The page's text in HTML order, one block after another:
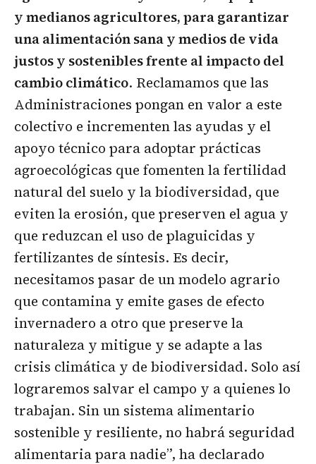
y medianos agricultores, para garantizar
una alimentación sana y medios de vida
justos y sostenibles frente al impacto del
cambio climático. Reclamamos que las
Administraciones pongan en valor a este
colectivo e incrementen las ayudas y el
apoyo técnico para adoptar prácticas
agroecológicas que fomenten la fertilidad
natural del suelo y la biodiversidad, que
eviten la erosión, que preserven el agua y
que reduzcan el uso de plaguicidas y
fertilizantes de síntesis. Es decir,
necesitamos pasar de un modelo agrario
que contamina y emite gases de efecto
invernadero a otro que preserve la
naturaleza y mitigue y se adapte a las
crisis climática y de biodiversidad. Solo así
lograremos salvar el campo y a quienes lo
trabajan. Sin un sistema alimentario
sostenible y resiliente, no habrá seguridad
alimentaria para nadie”, ha declarado